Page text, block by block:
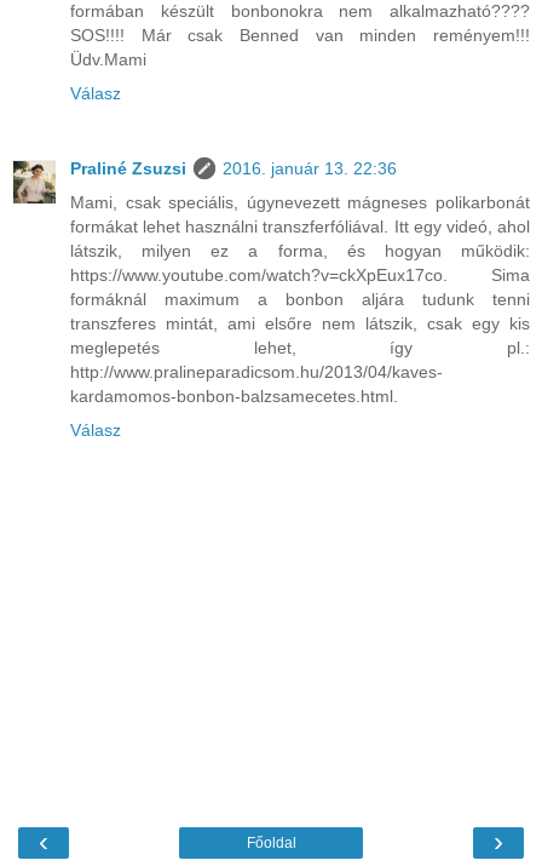
formában készült bonbonokra nem alkalmazható????
SOS!!!! Már csak Benned van minden reményem!!!
Üdv.Mami
Válasz
Praliné Zsuzsi
2016. január 13. 22:36
Mami, csak speciális, úgynevezett mágneses polikarbonát
formákat lehet használni transzferfóliával. Itt egy videó, ahol
látszik, milyen ez a forma, és hogyan működik:
https://www.youtube.com/watch?v=ckXpEux17co. Sima
formáknál maximum a bonbon aljára tudunk tenni
transzferes mintát, ami elsőre nem látszik, csak egy kis
meglepetés lehet, így pl.:
http://www.pralineparadicsom.hu/2013/04/kaves-
kardamomos-bonbon-balzsamecetes.html.
Válasz
‹ ›
Főoldal